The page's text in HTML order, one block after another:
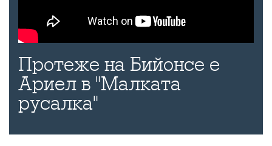
Протеже на Бийонсе е
Ариел в "Малката
русалка"